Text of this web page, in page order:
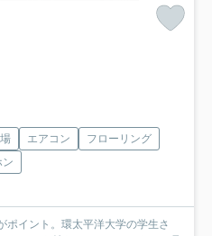
エアコン
フローリング
ン
イント。環太平洋大学の学生さ